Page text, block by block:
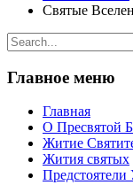
Святые
Главное меню
Главная
О Пресвятой
Житие
Жития святых